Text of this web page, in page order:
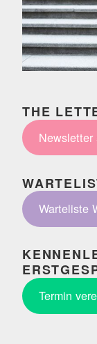
THE
Newsletter
Warteliste
Termin